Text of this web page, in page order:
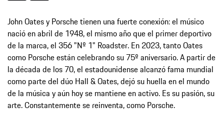
John Oates y Porsche tienen una fuerte conexión: el músico
nació en abril de 1948, el mismo año que el primer deportivo
de la marca, el 356 "Nº 1" Roadster. En 2023, tanto Oates
como Porsche están celebrando su 75º aniversario. A partir de
la década de los 70, el estadounidense alcanzó fama mundial
como parte del dúo Hall & Oates, dejó su huella en el mundo
de la música y aún hoy se mantiene en activo. Es su pasión, su
arte. Constantemente se reinventa, como Porsche.